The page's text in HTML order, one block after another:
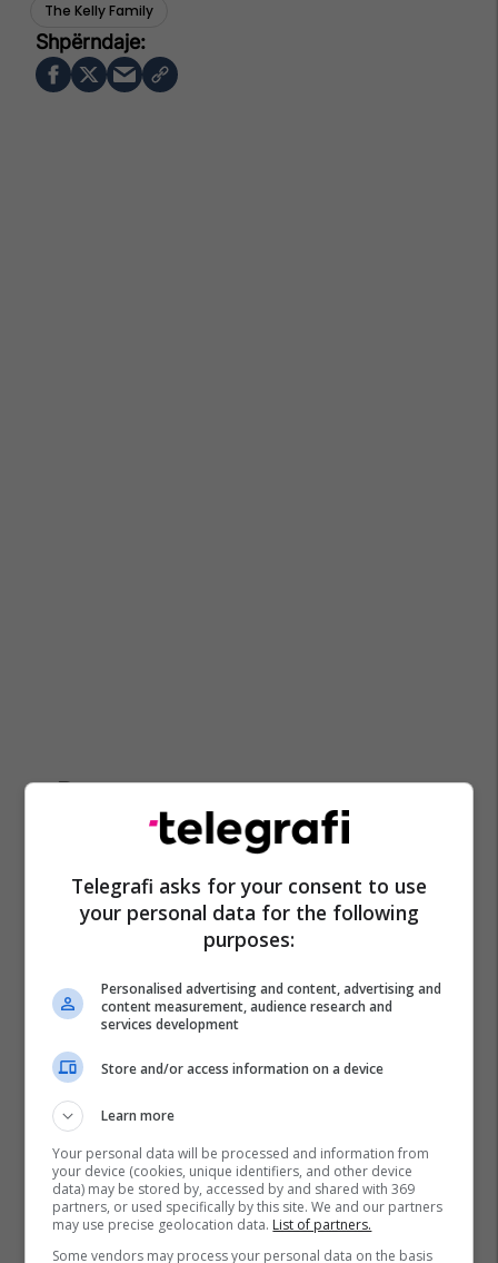
The Kelly Family
Promo Reklamo këtu
Si Bernardo Silva mund ta
dëshmojë vetën si pasuesi i
Luka Modricit te Real Madridi?
A po don me rrnu n’deti?
Kursimet mund t’ju sjellin një
Banka Ekonomike
biznesit tuaj online
Plan B
Telegrafi asks for your consent to use
your personal data for the following
purposes:
Personalised advertising and content, advertising and
content measurement, audience research and
services development
Store and/or access information on a device
Learn more
Your personal data will be processed and information from
your device (cookies, unique identifiers, and other device
data) may be stored by, accessed by and shared with 369
partners, or used specifically by this site. We and our partners
may use precise geolocation data. List of partners.
Some vendors may process your personal data on the basis